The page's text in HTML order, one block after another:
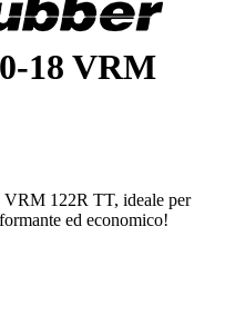
18 VRM
VRM 122R TT, ideale per
ed economico!